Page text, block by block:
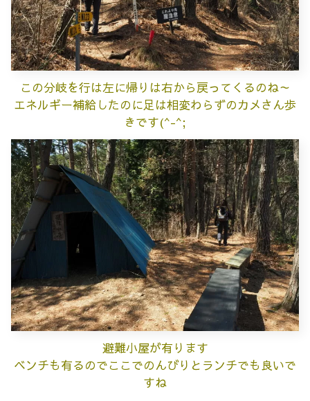
この分岐を行は左に帰りは右から戻ってくるのね～
エネルギー補給したのに足は相変わらずのカメさん歩
きです(^-^;
避難小屋が有ります
ベンチも有るのでここでのんびりとランチでも良いで
すね